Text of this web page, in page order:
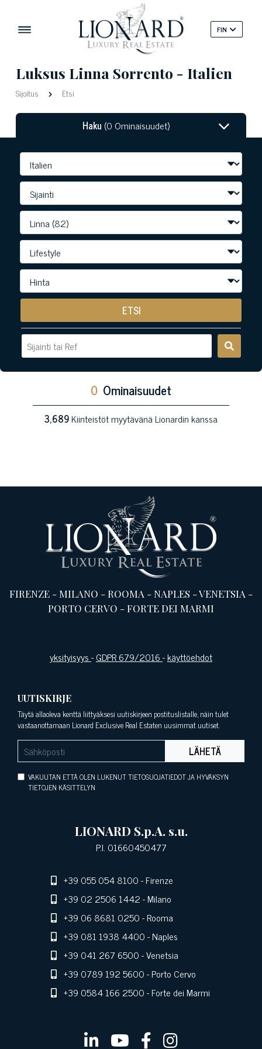
FIN
Luksus Linna Sorrento - Italien
Sijoitus Etsi
Haku (0 Ominaisuudet)
ETSI
0 Ominaisuudet
3,689Kiinteistöt myytävänä Lionardin kanssa
FIRENZE -MILANO -ROOMA -NAPLES -VENETSIA -
PORTO CERVO -FORTE DEI MARMI
yksityisyys-GDPR 679/2016-käyttöehdot
UUTISKIRJE
Täytä allaoleva kenttä liittyäksesi uutiskirjeen postituslistalle, näin tulet
vastaanottamaan Lionard Exclusive Real Estaten uusimmat uutiset.
LÄHETÄ
VAKUUTAN ETTÄ OLEN LUKENUT TIETOSUOJATIEDOT JA HYVÄKSYN
TIETOJEN KÄSITTELYN
LIONARD S.p.A. s.u.
P.I. 01660450477
+39 055 054 8100- Firenze
+39 02 2506 1442- Milano
+39 06 8681 0250- Rooma
+39 081 1938 4400- Naples
+39 041 267 6500- Venetsia
+39 0789 192 5600- Porto Cervo
+39 0584 166 2500- Forte dei Marmi